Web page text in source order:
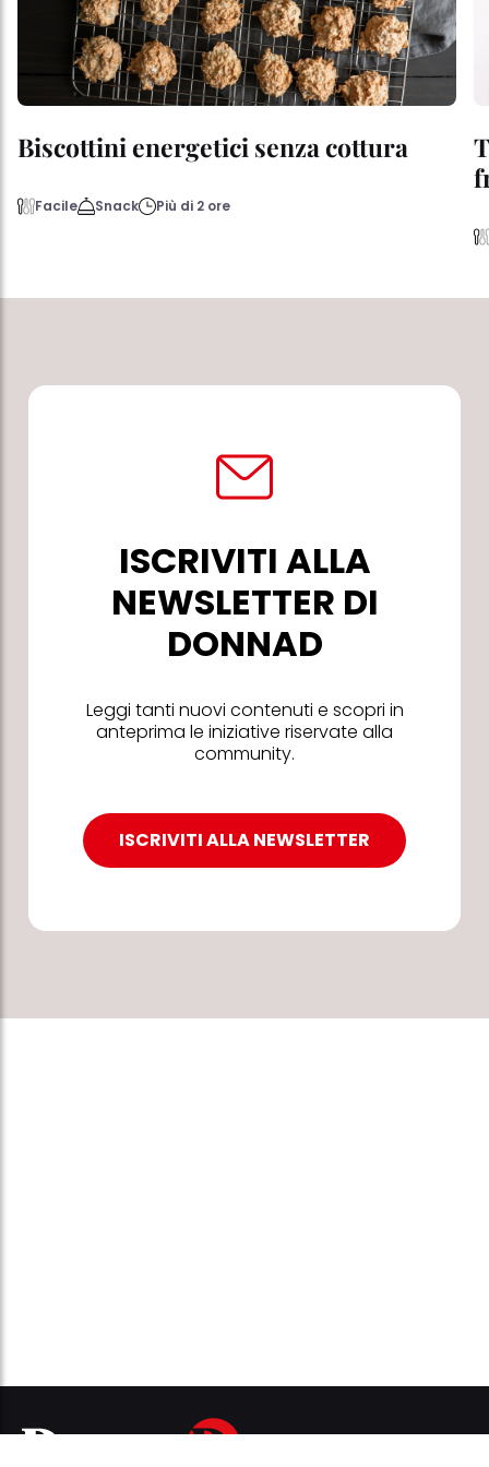
Biscottini energetici senza cottura
Facile Snack Più di 2 ore
ISCRIVITI ALLA
NEWSLETTER DI
DONNAD
Leggi tanti nuovi contenuti e scopri in
anteprima le iniziative riservate alla
community.
ISCRIVITI ALLA NEWSLETTER